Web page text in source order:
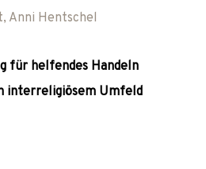
, Anni Hentschel
für helfendes Handeln
interreligiösem Umfeld